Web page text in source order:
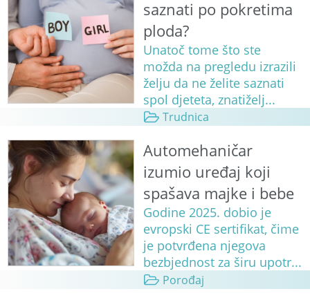
saznati po pokretima
ploda?
Unatoč tome što ste
možda na pregledu izrazili
želju da ne želite saznati
spol djeteta, znatiželj...
Trudnica
Automehaničar
izumio uređaj koji
spašava majke i bebe
Godine 2025. dobio je
evropski CE sertifikat, čime
je potvrđena njegova
bezbjednost za širu upotr...
Porođaj